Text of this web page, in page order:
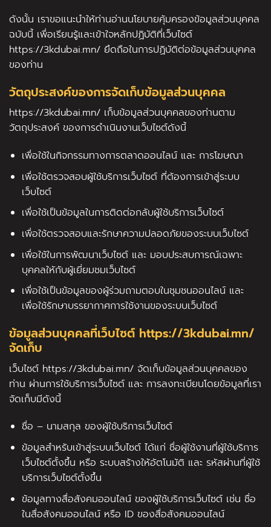
ดังนั้น เราขอแนะนำให้ท่านอ่านนโยบายคุ้มครองข้อมูลส่วนบุคคล
ฉบับนี้ เพื่อเรียนรู้และเข้าใจหลักปฏิบัติที่เว็บไซต์
https://3kdubai.mn/ ยึดถือในการปฏิบัติต่อข้อมูลส่วนบุคคล
ของท่าน
วัตถุประสงค์ของการจัดเก็บข้อมูลส่วนบุคคล
https://3kdubai.mn/ เก็บข้อมูลส่วนบุคคลของท่านตาม
วัตถุประสงค์ ของการดำเนินงานเว็บไซต์ดังนี้
เพื่อใช้ในกิจกรรมทางการตลาดออนไลน์ และ การโฆษณา
เพื่อใช้ตรวจสอบผู้ใช้บริการเว็บไซต์ ที่ต้องการเข้าสู่ระบบ
เว็บไซต์
เพื่อใช้เป็นข้อมูลในการติดต่อกลับผู้ใช้บริการเว็บไซต์
เพื่อใช้ตรวจสอบและรักษาความปลอดภัยของระบบเว็บไซต์
เพื่อใช้ในการพัฒนาเว็บไซต์ และ มอบประสบการณ์เฉพาะ
บุคคลใหักับผู้เยี่ยมชมเว็บไซต์
เพื่อใช้เป็นข้อมูลของผู้ร่วมถามตอบในชุมชนออนไลน์ และ
เพื่อใช้รักษาบรรยากาศการใช้งานของระบบเว็บไซต์
ข้อมูลส่วนบุคคลที่เว็บไซต์ https://3kdubai.mn/
จัดเก็บ
เว็บไซต์ https://3kdubai.mn/ จัดเก็บข้อมูลส่วนบุคคลของ
ท่าน ผ่านการใช้บริการเว็บไซต์ และ การลงทะเบียนโดยข้อมูลที่เรา
จัดเก็บมีดังนี้
ชื่อ – นามสกุล ของผู้ใช้บริการเว็บไซต์
ข้อมูลสำหรับเข้าสู่ระบบเว็บไซต์ ได้แก่ ชื่อผู้ใช้งานที่ผู้ใช้บริการ
เว็บไซต์ตั้งขึ้น หรือ ระบบสร้างให้อัตโนมัติ และ รหัสผ่านที่ผู้ใช้
บริการเว็บไซต์ตั้งขึ้น
ข้อมูลทางสื่อสังคมออนไลน์ ของผู้ใช้บริการเว็บไซต์ เช่น ชื่อ
ในสื่อสังคมออนไลน์ หรือ ID ของสื่อสังคมออนไลน์